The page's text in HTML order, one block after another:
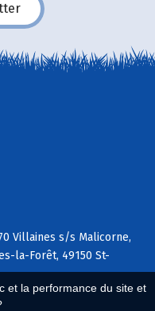
et la performance du site et
Villaines s/s Malicorne,
la-Forêt, 49150 St-